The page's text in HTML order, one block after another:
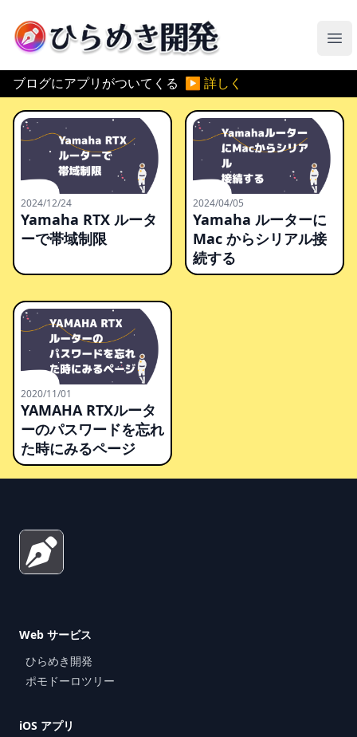
ひらめき開発
メ
ブログにアプリがついてくる ▶ 詳しく
2024/12/24
Yamaha RTX ルータ
ーで帯域制限
2024/04/05
Yamaha ルーターに
Mac からシリアル接
続する
2020/11/01
YAMAHA RTXルータ
ーのパスワードを忘れ
た時にみるページ
Web サービス
ひらめき開発
ポモドーロツリー
iOS アプリ